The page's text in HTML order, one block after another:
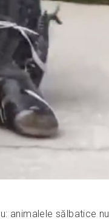
animalele sălbatice nu